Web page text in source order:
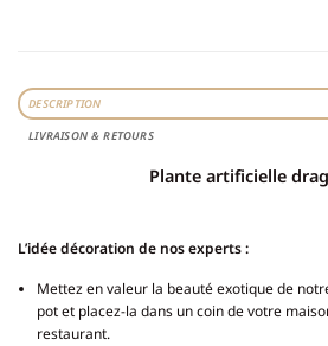
DESCRIPTION
LIVRAISON & RETOURS
Plante artificielle
L’idée décoration de nos experts :
Mettez en valeur la beauté exotique de
pot et placez-la dans un coin de votre
restaurant.